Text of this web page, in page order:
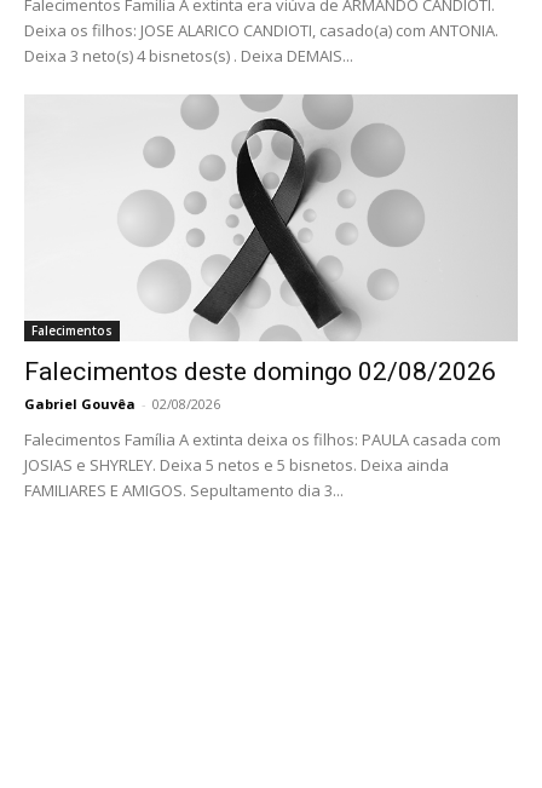
Falecimentos Família A extinta era viúva de ARMANDO CANDIOTI.
Deixa os filhos: JOSE ALARICO CANDIOTI, casado(a) com ANTONIA.
Deixa 3 neto(s) 4 bisnetos(s) . Deixa DEMAIS...
Falecimentos
Falecimentos deste domingo 02/08/2026
Gabriel Gouvêa - 02/08/2026
Falecimentos Família A extinta deixa os filhos: PAULA casada com
JOSIAS e SHYRLEY. Deixa 5 netos e 5 bisnetos. Deixa ainda
FAMILIARES E AMIGOS. Sepultamento dia 3...